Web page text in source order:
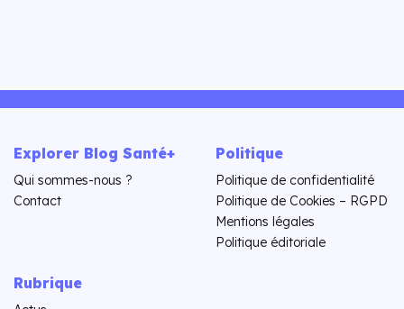
Explorer Blog Santé+
Qui sommes-nous ?
Contact
Politique
Politique de confidentialité
Politique de Cookies – RGPD
Mentions légales
Politique éditoriale
Rubrique